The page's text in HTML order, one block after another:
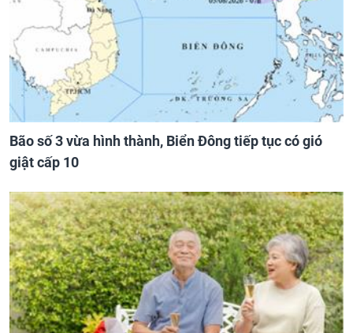
Bão số 3 vừa hình thành, Biển Đông tiếp tục có gió
giật cấp 10